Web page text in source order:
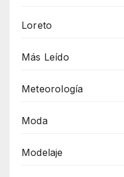
Loreto
Más Leído
Meteorología
Moda
Modelaje